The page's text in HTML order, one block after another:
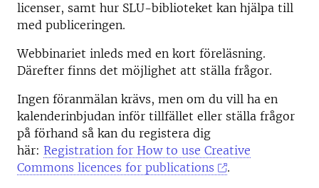
licenser, samt hur SLU-biblioteket kan hjälpa till
med publiceringen.
Webbinariet inleds med en kort föreläsning.
Därefter finns det möjlighet att ställa frågor.
Ingen föranmälan krävs, men om du vill ha en
kalenderinbjudan inför tillfället eller ställa frågor
på förhand så kan du registera dig
här: Registration for How to use Creative
Commons licences for publications
.